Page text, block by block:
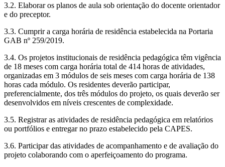
3.2. Elaborar os planos de aula sob orientação do docente orientador
e do preceptor.
3.3. Cumprir a carga horária de residência estabelecida na Portaria
GAB nº 259/2019.
3.4. Os projetos institucionais de residência pedagógica têm vigência
de 18 meses com carga horária total de 414 horas de atividades,
organizadas em 3 módulos de seis meses com carga horária de 138
horas cada módulo. Os residentes deverão participar,
preferencialmente, dos três módulos do projeto, os quais deverão ser
desenvolvidos em níveis crescentes de complexidade.
3.5. Registrar as atividades de residência pedagógica em relatórios
ou portfólios e entregar no prazo estabelecido pela CAPES.
3.6. Participar das atividades de acompanhamento e de avaliação do
projeto colaborando com o aperfeiçoamento do programa.